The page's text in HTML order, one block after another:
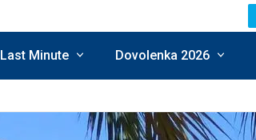
Last Minute Dovolenka 2026